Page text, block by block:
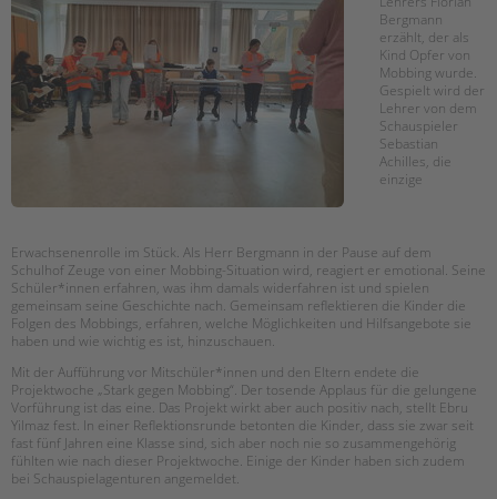
Bergmann
erzählt, der als
Kind Opfer von
Mobbing wurde.
Gespielt wird der
Lehrer von dem
Schauspieler
Sebastian
Achilles, die
einzige
Erwachsenenrolle im Stück. Als Herr Bergmann in der Pause auf dem
Schulhof Zeuge von einer Mobbing-Situation wird, reagiert er emotional. Seine
Schüler*innen erfahren, was ihm damals widerfahren ist und spielen
gemeinsam seine Geschichte nach. Gemeinsam reflektieren die Kinder die
Folgen des Mobbings, erfahren, welche Möglichkeiten und Hilfsangebote sie
haben und wie wichtig es ist, hinzuschauen.
Mit der Aufführung vor Mitschüler*innen und den Eltern endete die
Projektwoche „Stark gegen Mobbing“. Der tosende Applaus für die gelungene
Vorführung ist das eine. Das Projekt wirkt aber auch positiv nach, stellt Ebru
Yilmaz fest. In einer Reflektionsrunde betonten die Kinder, dass sie zwar seit
fast fünf Jahren eine Klasse sind, sich aber noch nie so zusammengehörig
fühlten wie nach dieser Projektwoche. Einige der Kinder haben sich zudem
bei Schauspielagenturen angemeldet.